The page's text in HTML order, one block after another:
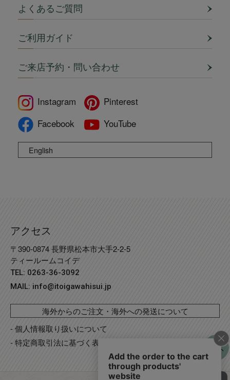
よくあるご質問
ご利用ガイド
ご来店予約・問い合わせ
Instagram
Pinterest
Facebook
YouTube
English
アクセス
〒390-0874 長野県松本市大手2-2-5
ティールームコイデ
TEL: 0263-36-3092
MAIL: info@itoigawahisui.jp
海外からのご注文・海外への発送について
- 個人情報取り扱いについて
- 特定商取引法に基づく表記